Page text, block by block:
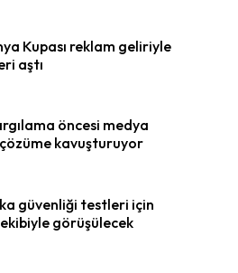
Kupası reklam geliriyle
aştı
öncesi medya
çözüme kavuşturuyor
güvenliği testleri için
ekibiyle görüşülecek